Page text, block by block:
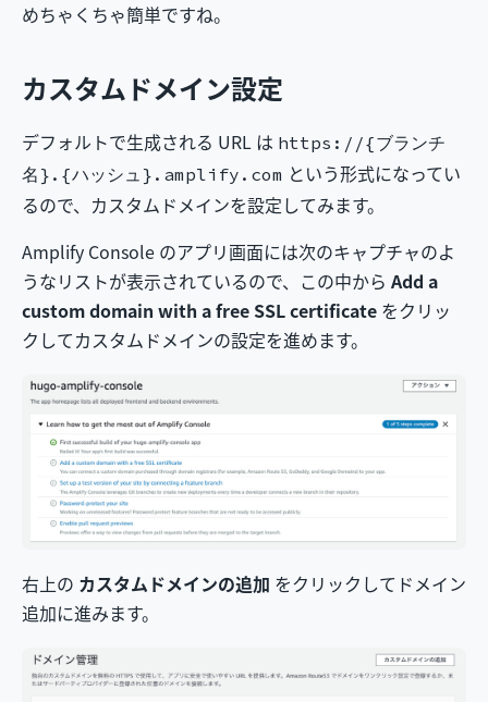
めちゃくちゃ簡単ですね。
カスタムドメイン設定
デフォルトで生成される URL は https://{ブランチ
名}.{ハッシュ}.amplify.com という形式になってい
るので、カスタムドメインを設定してみます。
Amplify Console のアプリ画面には次のキャプチャのよ
うなリストが表示されているので、この中から Add a
custom domain with a free SSL certificate をクリッ
クしてカスタムドメインの設定を進めます。
右上の カスタムドメインの追加 をクリックしてドメイン
追加に進みます。